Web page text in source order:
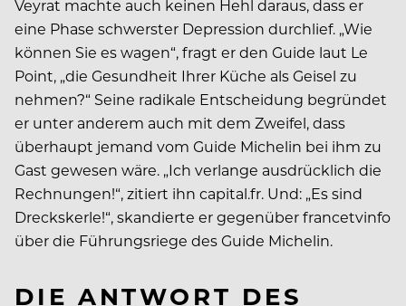
Veyrat machte auch keinen Hehl daraus, dass er
eine Phase schwerster Depression durchlief. „Wie
können Sie es wagen“, fragt er den Guide laut Le
Point, „die Gesundheit Ihrer Küche als Geisel zu
nehmen?“ Seine radikale Entscheidung begründet
er unter anderem auch mit dem Zweifel, dass
überhaupt jemand vom Guide Michelin bei ihm zu
Gast gewesen wäre. „Ich verlange ausdrücklich die
Rechnungen!“, zitiert ihn capital.fr. Und: „Es sind
Dreckskerle!“, skandierte er gegenüberfrancetvinfo
über die Führungsriege des Guide Michelin.
DIE ANTWORT DES